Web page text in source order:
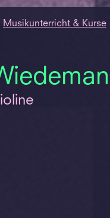
Musikunterricht & Kurse